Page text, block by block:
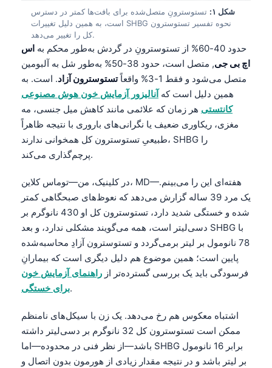
شکل ۱:
تستوسترونِ متصل‌شده برای بافت‌ها کمتر در دسترس
است، به همین دلیل تغییرات SHBG نحوه تفسیر تستوسترون
کل را تغییر می‌دهد.
حدود 40-60% از تستوسترونِ در گردش به‌طور محکم به
اس
اچ بی جی
, متصل است، حدود 38-50% به‌طور شل به آلبومین
متصل می‌شود و فقط 1-3% واقعاً
تستوسترون آزاد. است. به
همین دلیل است کهآنالیزور آزمایش خون هوش مصنوعی
کانتستی هر زمان که علائمی مانند کاهش میل جنسی، مه
مغزی، ریکاوری ضعیف یا نگرانی‌های باروری با نتیجه ظاهراً
طبیعیِ تستوسترون کل همخوانی ندارند، SHBG را
پرچم‌گذاری می‌کند.
در کلینیک، من—توماس کلاین، MD—هفته‌ای این را می‌بینم.
یک مرد 39 ساله گزارش می‌دهد که نعوظ‌های صبحگاهی کمتر
شده و خستگی شدید دارد، تستوسترون کل او 430 نانوگرم بر
دسی‌لیتر است، همه می‌گویند مشکلی ندارد، و بعد SHBG با
78 نانومول بر لیتر برمی‌گردد و تستوسترون آزادِ محاسبه‌شده
پایین است؛ همین موضوع هم دلیل دیگری است که بیمارانِ
فرسودگی باید یک بررسی گسترده‌تر از راهنمای آزمایش خون
برای خستگی.
اشتباه معکوس هم رخ می‌دهد. یک زن با سیکل‌های نامنظم
ممکن است تستوسترون کل 32 نانوگرم بر دسی‌لیتر داشته
باشد—از نظر فنی در محدوده—اما SHBG برابر 16 نانومول
بر لیتر باشد و در نتیجه مقدار زیادی از هورمون بدون اتصال و